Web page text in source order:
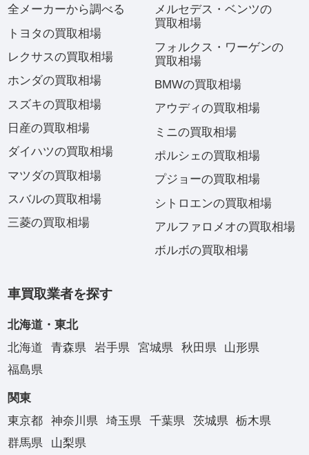
全メーカーから調べる
トヨタの買取相場
レクサスの買取相場
ホンダの買取相場
スズキの買取相場
日産の買取相場
ダイハツの買取相場
マツダの買取相場
スバルの買取相場
三菱の買取相場
メルセデス・ベンツの
買取相場
フォルクス・ワーゲンの
買取相場
BMWの買取相場
アウディの買取相場
ミニの買取相場
ポルシェの買取相場
プジョーの買取相場
シトロエンの買取相場
アルファロメオの買取相場
ボルボの買取相場
車買取業者を探す
北海道・東北
北海道
青森県 岩手県 宮城県 秋田県
山形県
福島県
関東
東京都
神奈川県 埼玉県 千葉県 茨城県
栃木県
群馬県
山梨県